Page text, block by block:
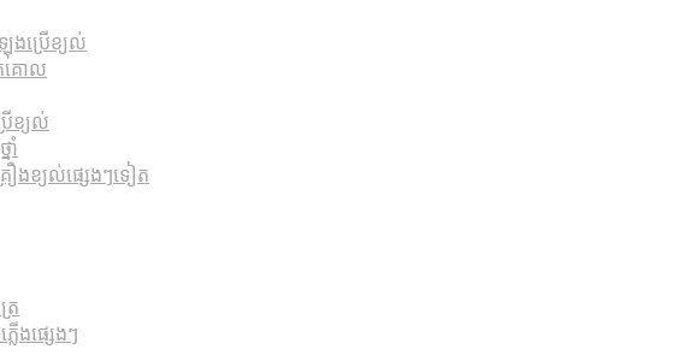
ងប្រើខ្យល់
គោល
ើខ្យល់
ាំ
ឿងខ្យល់ផ្សេងៗទៀត
រ
ើងផ្សេងៗ